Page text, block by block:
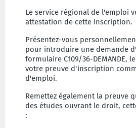
Le service régional de l'emploi
attestation de cette inscription.
Présentez-vous
pour introduire une demande
formulaire C109/36-DEMANDE,
votre preuve d'inscription
d'emploi.
Remettez également la preuve
des études ouvrant le droit,
: